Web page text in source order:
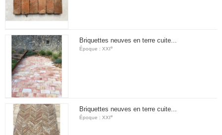
Briquettes neuves en terre cuite...
Époque : XXIe
Briquettes neuves en terre cuite...
Époque : XXIe